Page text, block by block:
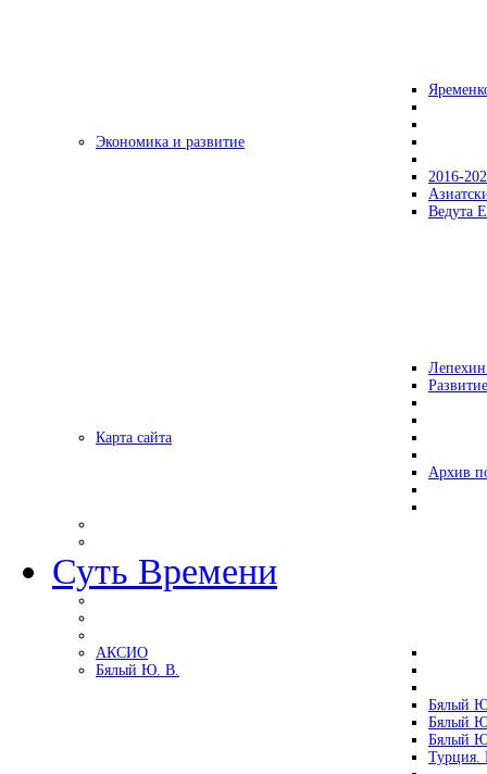
Экономика и развитие
2016-
Ведута
Карта сайта
Архив
Суть Времени
АКСИО
Бялый Ю. В.
Бялый
Бялый
Бялый
Турция.